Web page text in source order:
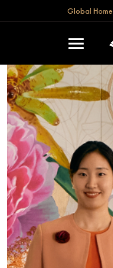
Global Home